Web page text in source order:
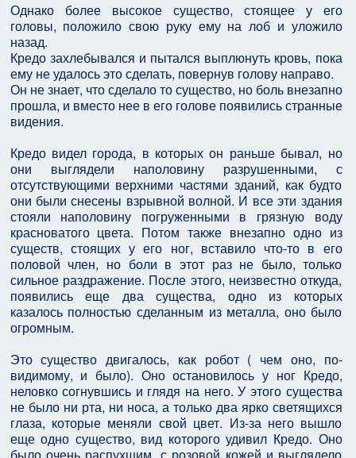
Однако более высокое существо, стоящее у его
головы, положило свою руку ему на лоб и уложило
назад.
Кредо захлебывался и пытался выплюнуть кровь, пока
ему не удалось это сделать, повернув голову направо.
Он не знает, что сделало то существо, но боль внезапно
прошла, и вместо нее в его голове появились странные
видения.
Кредо видел города, в которых он раньше бывал, но
они выглядели наполовину разрушенными, с
отсутствующими верхними частями зданий, как будто
они были снесены взрывной волной. И все эти здания
стояли наполовину погруженными в грязную воду
красноватого цвета. Потом также внезапно одно из
существ, стоящих у его ног, вставило что-то в его
половой член, но боли в этот раз не было, только
сильное раздражение. После этого, неизвестно откуда,
появились еще два существа, одно из которых
казалось полностью сделанным из металла, оно было
огромным.
Это существо двигалось, как робот ( чем оно, по-
видимому, и было). Оно остановилось у ног Кредо,
неловко согнувшись и глядя на него. У этого существа
не было ни рта, ни носа, а только два ярко светящихся
глаза, которые меняли свой цвет. Из-за него вышло
еще одно существо, вид которого удивил Кредо. Оно